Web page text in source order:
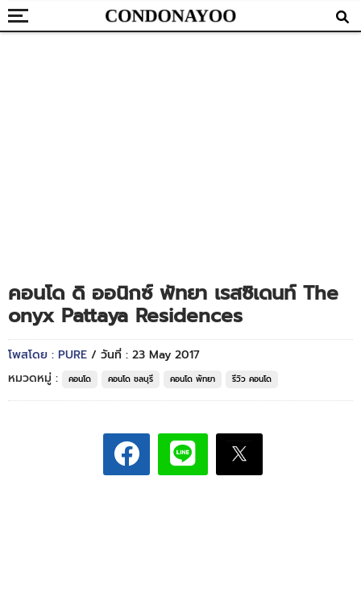
คอนโด ดิ ออนิกซ์ พัทยา เรสซิเดนท์ The
onyx Pattaya Residences
โพสโดย : PURE / วันที่ : 23 May 2017
หมวดหมู่ :
คอนโด คอนโด ชลบุรี คอนโด พัทยา รีวิว คอนโด